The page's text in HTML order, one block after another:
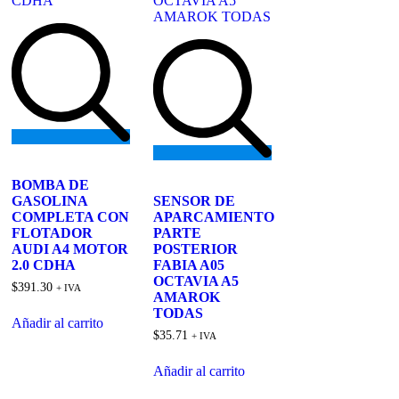
to
wishlist
BOMBA DE
GASOLINA
COMPLETA CON
FLOTADOR
AUDI A4 MOTOR
2.0 CDHA
$391.30 + IVA
Añadir al carrito
to
wishlist
SENSOR DE
APARCAMIENTO
PARTE
POSTERIOR
FABIA A05
OCTAVIA A5
AMAROK
TODAS
$35.71 + IVA
Añadir al carrito